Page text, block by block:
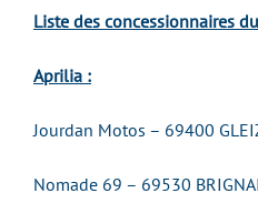
Liste des concessionnaires
Aprilia :
Jourdan Motos – 69400
Nomade 69 – 69530